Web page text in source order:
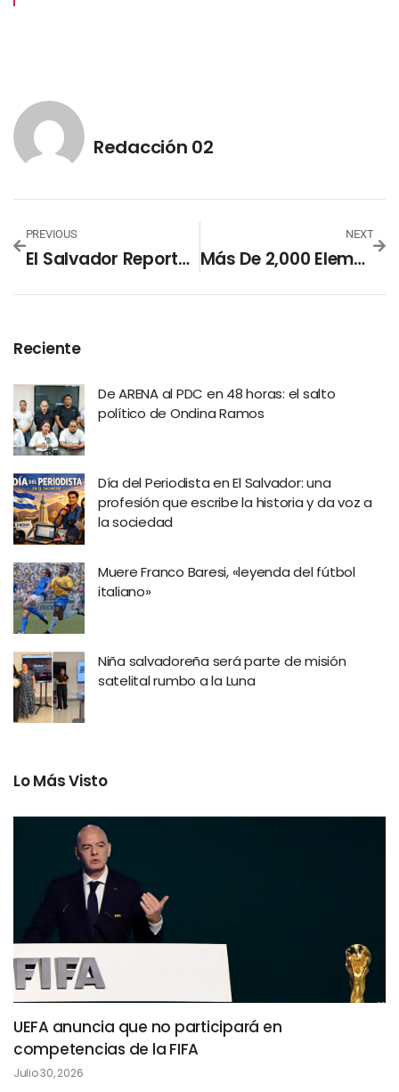
Redacción 02
PREVIOUS
El Salvador Reporta 174 Contagios Por COVID-19
NEXT
Más De 2,000 Elementos De La Fuerza Armada Mantienen Vigilancia En Puntos Ciegos
Reciente
De ARENA al PDC en 48 horas: el salto
político de Ondina Ramos
Día del Periodista en El Salvador: una
profesión que escribe la historia y da voz a
la sociedad
Muere Franco Baresi, «leyenda del fútbol
italiano»
Niña salvadoreña será parte de misión
satelital rumbo a la Luna
Lo Más Visto
UEFA anuncia que no participará en
competencias de la FIFA
Julio 30, 2026